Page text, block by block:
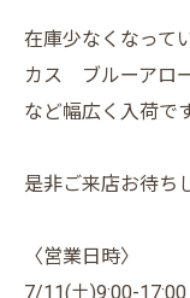
在庫少なくなって
カス ブルーアロ
など幅広く入荷です
是非ご来店お待ち
〈営業日時〉
7/11(土)9:00-